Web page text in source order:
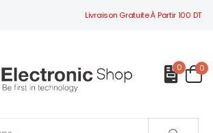
BIENVENUE À ELECTRONIC SHOPLivraison Gratuite À Partir 100 DT
0 0